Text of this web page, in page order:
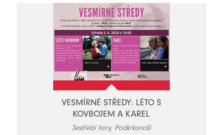
VESMÍRNÉ STŘEDY: LÉTO S
KOVBOJEM A KAREL
Jestřebí hory, Podkrkonoší